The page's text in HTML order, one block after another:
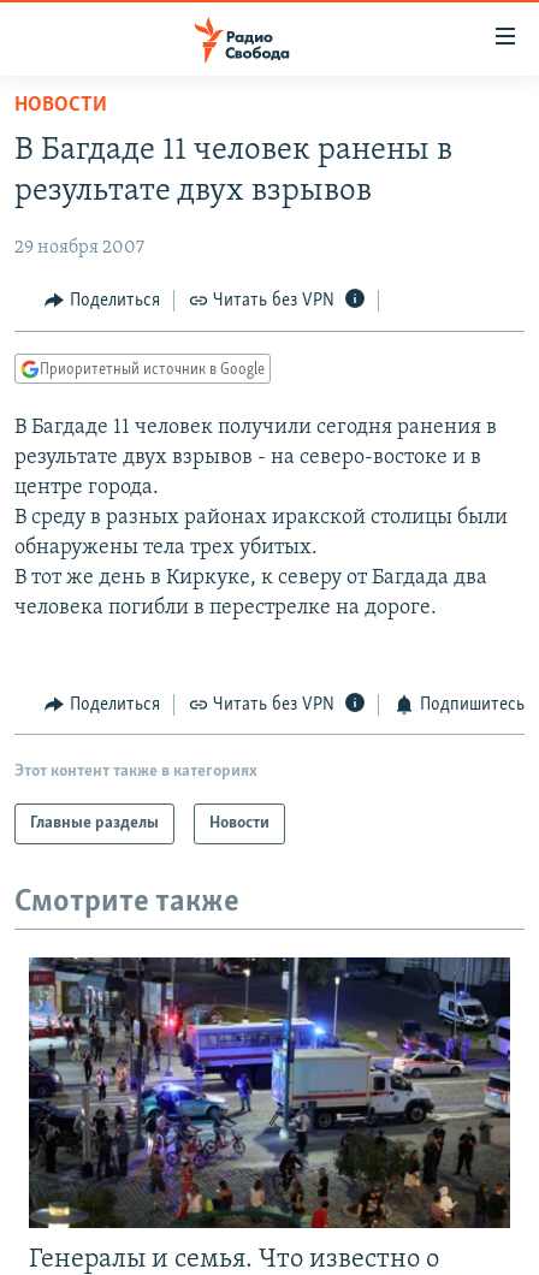
упрощенного
доступа
основному
Вернутся
главной
навигации
Вернутся
поиску
ПОДКАСТЫ
АВТОРСКИЕ ПРОЕКТЫ
ЦИТАТЫ СВОБОДЫ
МНЕНИЯ
IDEL.РЕАЛИИ
КАВКАЗ.РЕАЛИИ
СЕВЕР.РЕАЛИИ
СИБИРЬ.РЕАЛИИ
РАСПИСАНИЕ ВЕЩАНИЯ
ПОДПИШИТЕСЬ НА РАССЫЛКУ
Все сайты РСЕ/РС
НОВОСТИ
В Багдаде 11 человек ранены в
результате двух взрывов
29 ноября 2007
Поделиться Читать без VPN
Приоритетный источник в Google
В Багдаде 11 человек получили сегодня ранения в
результате двух взрывов - на северо-востоке и в
центре города.
В среду в разных районах иракской столицы были
обнаружены тела трех убитых.
В тот же день в Киркуке, к северу от Багдада два
человека погибли в перестрелке на дороге.
Поделиться Читать без VPN Подпишитесь
Этот контент также в категориях
Главные разделы Новости
Смотрите также
Генералы и семья. Что известно о